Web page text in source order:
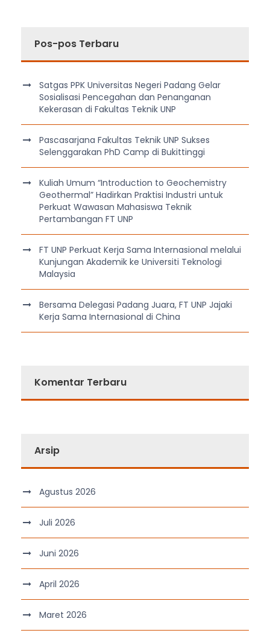
Pos-pos Terbaru
Satgas PPK Universitas Negeri Padang Gelar
Sosialisasi Pencegahan dan Penanganan
Kekerasan di Fakultas Teknik UNP
Pascasarjana Fakultas Teknik UNP Sukses
Selenggarakan PhD Camp di Bukittinggi
Kuliah Umum “Introduction to Geochemistry
Geothermal” Hadirkan Praktisi Industri untuk
Perkuat Wawasan Mahasiswa Teknik
Pertambangan FT UNP
FT UNP Perkuat Kerja Sama Internasional melalui
Kunjungan Akademik ke Universiti Teknologi
Malaysia
Bersama Delegasi Padang Juara, FT UNP Jajaki
Kerja Sama Internasional di China
Komentar Terbaru
Arsip
Agustus 2026
Juli 2026
Juni 2026
April 2026
Maret 2026